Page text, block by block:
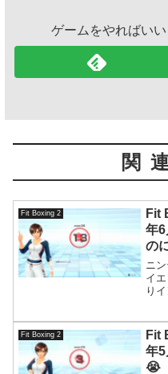
ゲームをやればい
関
Fit Boxing 2
Fit
年6
の
ニ
イ
り
で
Fit Boxing 2
Fit
年
😭